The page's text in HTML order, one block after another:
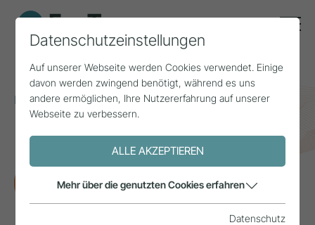
Home Themen
Familienunternehmen
Organisationale Resilienz in Hotel-
Familienunternehmen während der COVID-19-Pandemie
FORSCHUNG
Datenschutzeinstellungen
Auf unserer Webseite werden Cookies verwendet. Einige
davon werden zwingend benötigt, während es uns
andere ermöglichen, Ihre Nutzererfahrung auf unserer
Webseite zu verbessern.
ALLE AKZEPTIEREN
Mehr über die genutzten Cookies erfahren
Datenschutz